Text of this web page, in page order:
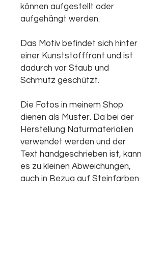
können aufgestellt oder
aufgehängt werden.
Das Motiv befindet sich hinter
einer Kunststofffront und ist
dadurch vor Staub und
Schmutz geschützt.
Die Fotos in meinem Shop
dienen als Muster. Da bei der
Herstellung Naturmaterialien
verwendet werden und der
Text handgeschrieben ist, kann
es zu kleinen Abweichungen,
auch in Bezug auf Steinfarben